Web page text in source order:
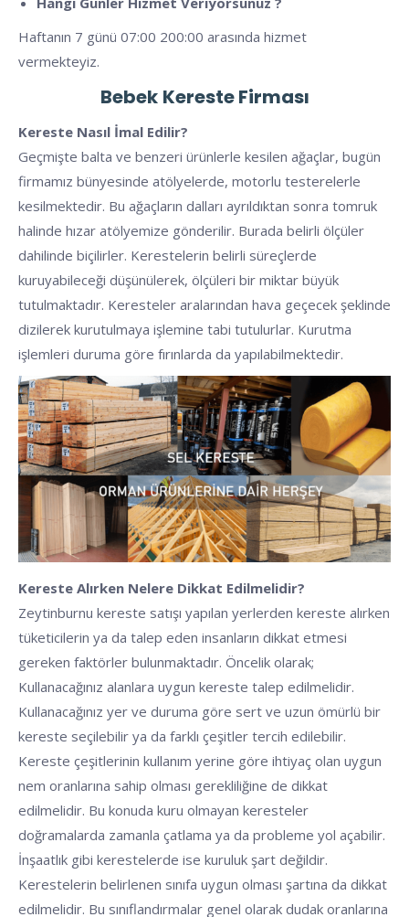
Haftanın 7 günü 07:00 200:00 arasında hizmet
vermekteyiz.
Bebek Kereste Firması
Kereste Nasıl İmal Edilir?
Geçmişte balta ve benzeri ürünlerle kesilen ağaçlar, bugün
firmamız bünyesinde atölyelerde, motorlu testerelerle
kesilmektedir. Bu ağaçların dalları ayrıldıktan sonra tomruk
halinde hızar atölyemize gönderilir. Burada belirli ölçüler
dahilinde biçilirler. Kerestelerin belirli süreçlerde
kuruyabileceği düşünülerek, ölçüleri bir miktar büyük
tutulmaktadır. Keresteler aralarından hava geçecek şeklinde
dizilerek kurutulmaya işlemine tabi tutulurlar. Kurutma
işlemleri duruma göre fırınlarda da yapılabilmektedir.
Kereste Alırken Nelere Dikkat Edilmelidir?
Zeytinburnu kereste satışı yapılan yerlerden kereste alırken
tüketicilerin ya da talep eden insanların dikkat etmesi
gereken faktörler bulunmaktadır. Öncelik olarak;
Kullanacağınız alanlara uygun kereste talep edilmelidir.
Kullanacağınız yer ve duruma göre sert ve uzun ömürlü bir
kereste seçilebilir ya da farklı çeşitler tercih edilebilir.
Kereste çeşitlerinin kullanım yerine göre ihtiyaç olan uygun
nem oranlarına sahip olması gerekliliğine de dikkat
edilmelidir. Bu konuda kuru olmayan keresteler
doğramalarda zamanla çatlama ya da probleme yol açabilir.
İnşaatlık gibi kerestelerde ise kuruluk şart değildir.
Kerestelerin belirlenen sınıfa uygun olması şartına da dikkat
edilmelidir. Bu sınıflandırmalar genel olarak dudak oranlarına